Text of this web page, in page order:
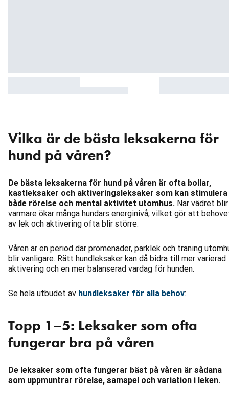
Vilka är de bästa leksakerna för
hund på våren?
De bästa leksakerna för hund på våren är ofta bollar,
kastleksaker och aktiveringsleksaker som kan stimulera
både rörelse och mental aktivitet utomhus. När vädret blir
varmare ökar många hundars energinivå, vilket gör att
av lek och aktivering ofta blir större.
Våren är en period där promenader, parklek och träning
blir vanligare. Rätt hundleksaker kan då bidra till mer varierad
aktivering och en mer balanserad vardag för hunden.
Se hela utbudet av hundleksaker för alla behov:
Topp 1–5: Leksaker som ofta
fungerar bra på våren
De leksaker som ofta fungerar bäst på våren är sådana
som uppmuntrar rörelse, samspel och variation i leken.